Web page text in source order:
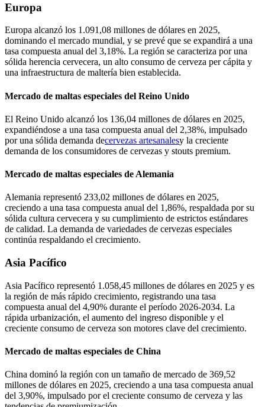
Europa
Europa alcanzó los 1.091,08 millones de dólares en 2025,
dominando el mercado mundial, y se prevé que se expandirá a una
tasa compuesta anual del 3,18%. La región se caracteriza por una
sólida herencia cervecera, un alto consumo de cerveza per cápita y
una infraestructura de maltería bien establecida.
Mercado de maltas especiales del Reino Unido
El Reino Unido alcanzó los 136,04 millones de dólares en 2025,
expandiéndose a una tasa compuesta anual del 2,38%, impulsado
por una sólida demanda decervezas artesanalesy la creciente
demanda de los consumidores de cervezas y stouts premium.
Mercado de maltas especiales de Alemania
Alemania representó 233,02 millones de dólares en 2025,
creciendo a una tasa compuesta anual del 1,86%, respaldada por su
sólida cultura cervecera y su cumplimiento de estrictos estándares
de calidad. La demanda de variedades de cervezas especiales
continúa respaldando el crecimiento.
Asia Pacífico
Asia Pacífico representó 1.058,45 millones de dólares en 2025 y es
la región de más rápido crecimiento, registrando una tasa
compuesta anual del 4,90% durante el período 2026-2034. La
rápida urbanización, el aumento del ingreso disponible y el
creciente consumo de cerveza son motores clave del crecimiento.
Mercado de maltas especiales de China
China dominó la región con un tamaño de mercado de 369,52
millones de dólares en 2025, creciendo a una tasa compuesta anual
del 3,90%, impulsado por el creciente consumo de cerveza y las